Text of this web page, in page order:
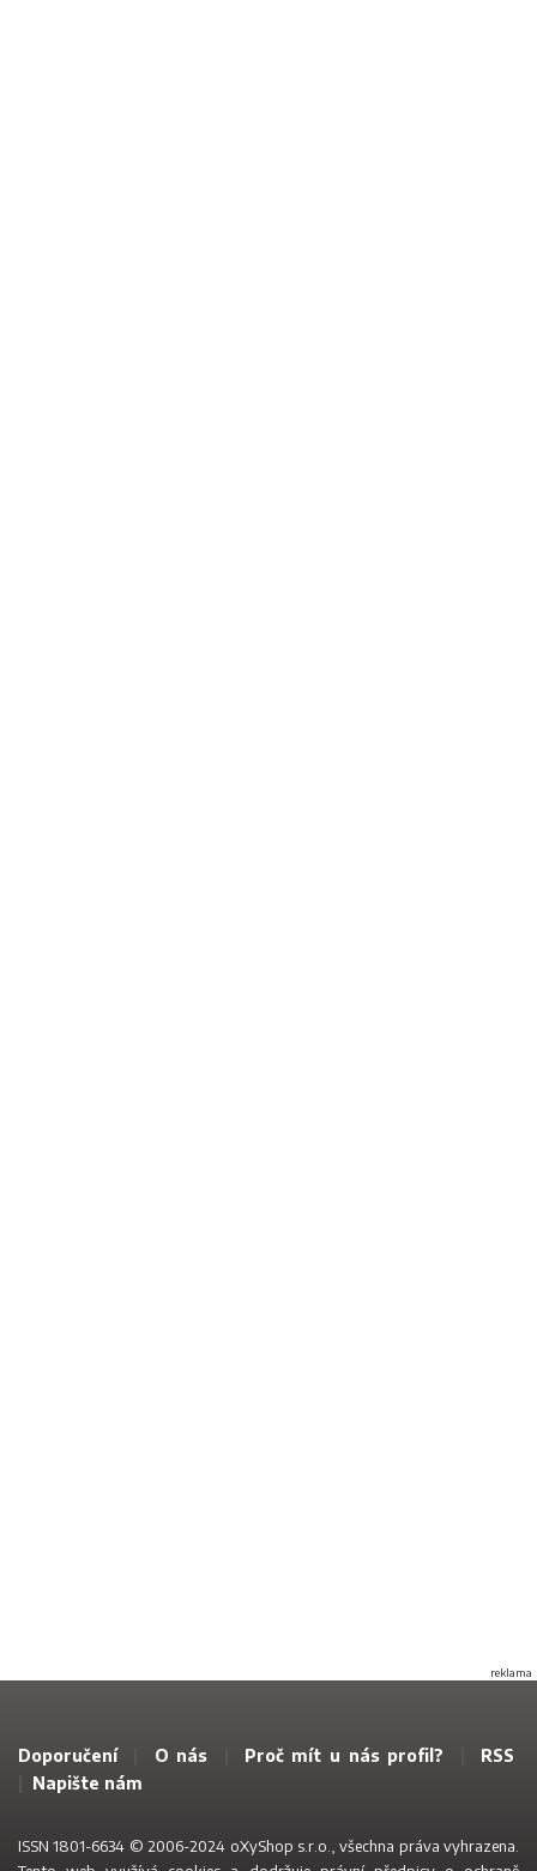
reklama
Doporučení| O nás Proč mít u nás profil?
RSS
Napište nám
ISSN 1801-6634 © 2006-2024 oXyShop s.r.o., všechna práva vyhrazena.